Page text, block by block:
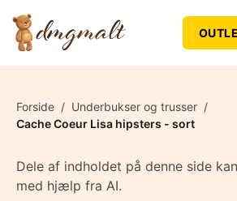
Forside / Underbukser og trusser /
Cache Coeur Lisa hipsters - sort
Dele af indholdet på denne side
med hjælp fra AI.